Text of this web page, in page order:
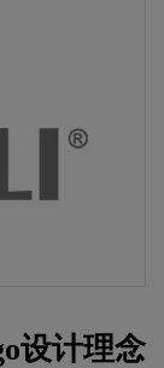
设计理念